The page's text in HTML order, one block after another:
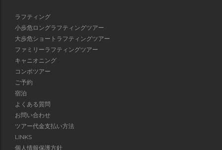
ラフティング
小歩危ロングラフティングツアー
大歩危ショートラフティングツアー
ファミリーラフティングツアー
キャニオニング
コンボツアー
ご予約
宿泊
よくある質問
お問い合わせ
ツアー代金支払い方法
LINKS
個人情報保護方針